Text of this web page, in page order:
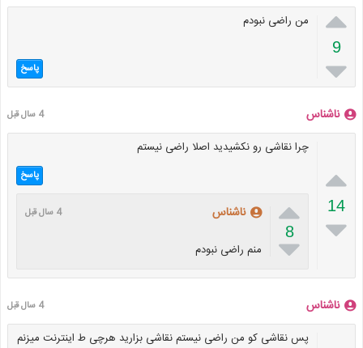

9

من راضی نبودم
پاسخ
ناشناس 4 سال قبل

14

چرا نقاشی رو نکشیدید اصلا راضی نیستم
پاسخ

8

ناشناس 4 سال قبل
منم راضی نبودم
ناشناس 4 سال قبل
پس نقاشی کو من راضی نیستم نقاشی بزارید هرچی ط اینترنت میزنم